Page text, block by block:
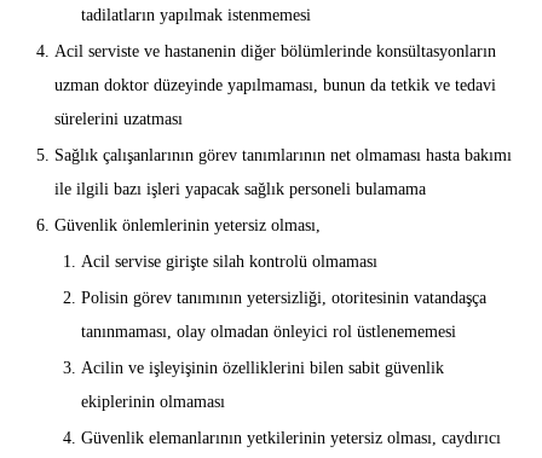
tadilatların yapılmak istenmemesi
Acil serviste ve hastanenin diğer bölümlerinde konsültasyonların
uzman doktor düzeyinde yapılmaması, bunun da tetkik ve tedavi
sürelerini uzatması
Sağlık çalışanlarının görev tanımlarının net olmaması hasta bakımı
ile ilgili bazı işleri yapacak sağlık personeli bulamama
Güvenlik önlemlerinin yetersiz olması,
Acil servise girişte silah kontrolü olmaması
Polisin görev tanımının yetersizliği, otoritesinin vatandaşça
tanınmaması, olay olmadan önleyici rol üstlenememesi
Acilin ve işleyişinin özelliklerini bilen sabit güvenlik
ekiplerinin olmaması
Güvenlik elemanlarının yetkilerinin yetersiz olması, caydırıcı